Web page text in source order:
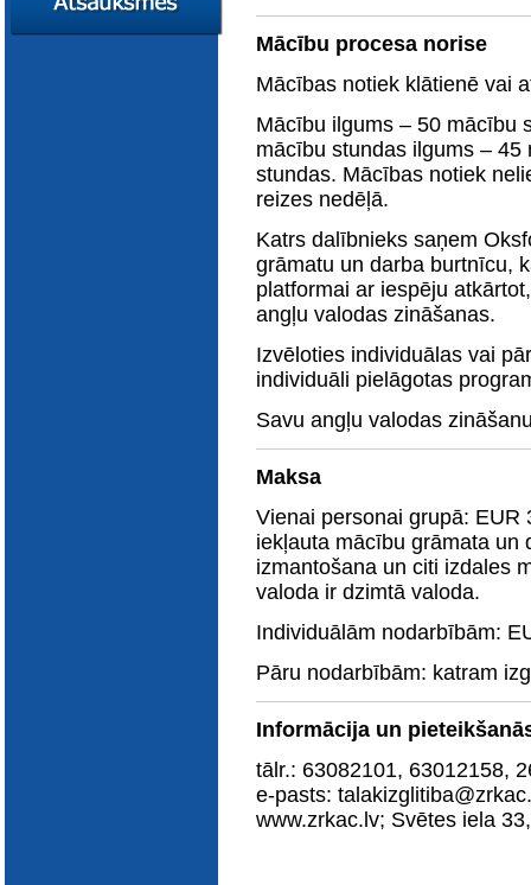
Mācību procesa norise
Mācības notiek klātienē vai
Mācību ilgums – 50 mācību
mācību stundas ilgums –
stundas. Mācības notiek
reizes nedēļā.
Katrs dalībnieks saņem
grāmatu un darba burtnīcu,
platformai ar iespēju
angļu valodas zināšanas.
Izvēloties individuālas vai
individuāli pielāgotas
Savu angļu valodas
Maksa
Vienai personai grupā: EUR
iekļauta mācību grāmata un
izmantošana un citi izdales
valoda ir dzimtā valoda.
Individuālām nodarbībām:
Pāru nodarbībām: katram
Informācija un
tālr.: 63082101, 63012158,
e-pasts:
www.zrkac.lv; Svētes iela